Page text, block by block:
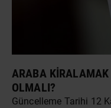
ARABA
OLMALI?
Güncelleme Tarihi 12